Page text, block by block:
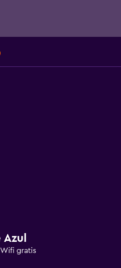
gratis